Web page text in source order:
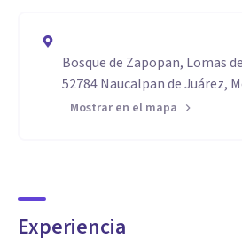
Bosque de Zapopan, Lomas
52784 Naucalpan de Juárez,
Mostrar en el mapa
Experiencia